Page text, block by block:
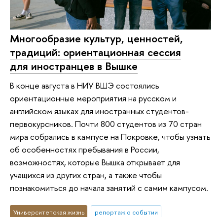
Многообразие культур, ценностей,
традиций: ориентационная сессия
для иностранцев в Вышке
В конце августа в НИУ ВШЭ состоялись
ориентационные мероприятия на русском и
английском языках для иностранных студентов-
первокурсников. Почти 800 студентов из 70 стран
мира собрались в кампусе на Покровке, чтобы узнать
об особенностях пребывания в России,
возможностях, которые Вышка открывает для
учащихся из других стран, а также чтобы
познакомиться до начала занятий с самим кампусом.
Университетская жизнь
репортаж о событии